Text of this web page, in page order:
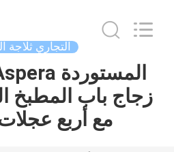
equipments
limited.
Reserved.
التجاري ثلاجة
زجاج باب المطبخ
مع أربع عجلات